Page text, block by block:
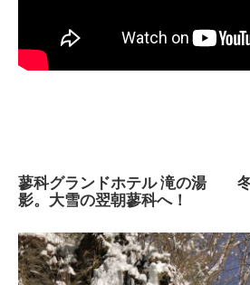
蓼科グランドホテル 滝の湯 冬
影。大雪の翌朝蓼科へ！